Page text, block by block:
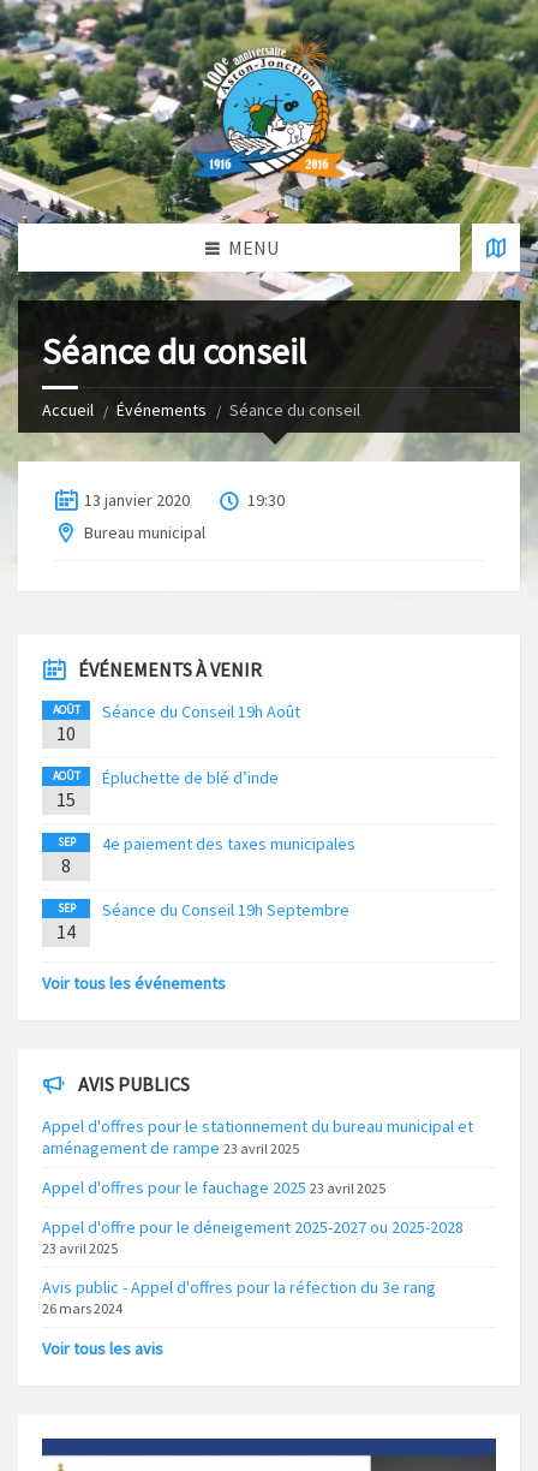
MENU
Séance du conseil
Accueil Événements Séance du conseil
13 janvier 2020
19:30
Bureau municipal
ÉVÉNEMENTS À VENIR
AOÛT
10
Séance du Conseil 19h Août
AOÛT
15
Épluchette de blé d’inde
SEP
8
4e paiement des taxes municipales
SEP
14
Séance du Conseil 19h Septembre
Voir tous les événements
AVIS PUBLICS
Appel d'offres pour le stationnement du bureau municipal et
aménagement de rampe 23 avril 2025
Appel d'offres pour le fauchage 2025 23 avril 2025
Appel d'offre pour le déneigement 2025-2027 ou 2025-2028
23 avril 2025
Avis public - Appel d'offres pour la réfection du 3e rang
26 mars 2024
Voir tous les avis